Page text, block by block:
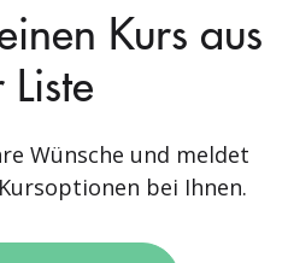
Kurs aus
Wünsche und meldet
bei Ihnen.